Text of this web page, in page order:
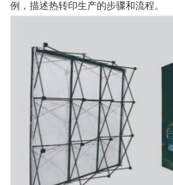
例，描述热转印生产的步骤和流程。